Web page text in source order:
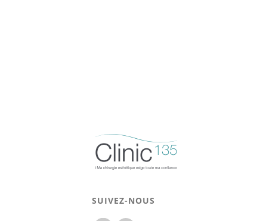
SUIVEZ-NOUS